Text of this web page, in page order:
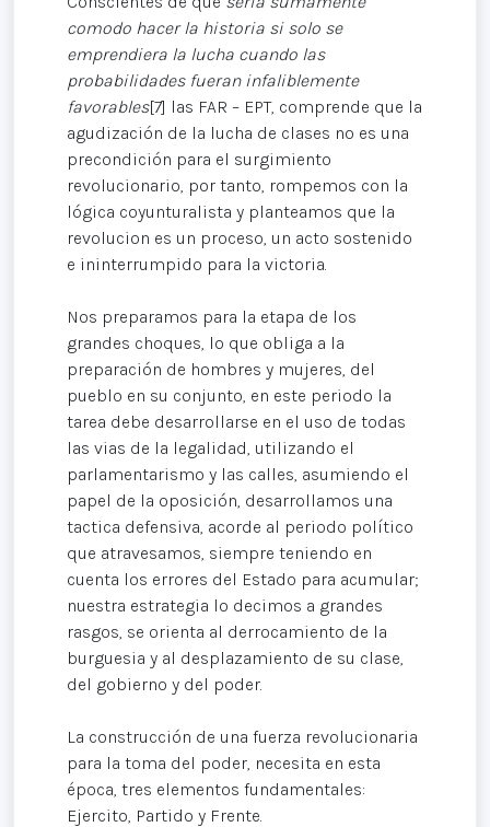
comodo hacer la historia si solo se
emprendiera la lucha cuando las
probabilidades fueran infaliblemente
favorables[7] las FAR – EPT, comprende que la
agudización de la lucha de clases no es una
precondición para el surgimiento
revolucionario, por tanto, rompemos con la
lógica coyunturalista y planteamos que la
revolucion es un proceso, un acto sostenido
e ininterrumpido para la victoria.
Nos preparamos para la etapa de los
grandes choques, lo que obliga a la
preparación de hombres y mujeres, del
pueblo en su conjunto, en este periodo la
tarea debe desarrollarse en el uso de todas
las vias de la legalidad, utilizando el
parlamentarismo y las calles, asumiendo el
papel de la oposición, desarrollamos una
tactica defensiva, acorde al periodo político
que atravesamos, siempre teniendo en
cuenta los errores del Estado para acumular;
nuestra estrategia lo decimos a grandes
rasgos, se orienta al derrocamiento de la
burguesia y al desplazamiento de su clase,
del gobierno y del poder.
La construcción de una fuerza revolucionaria
para la toma del poder, necesita en esta
época, tres elementos fundamentales:
Ejercito, Partido y Frente.